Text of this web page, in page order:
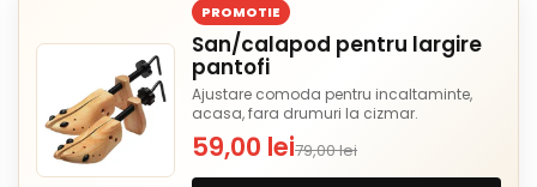
PROMOTIE
San/calapod pentru largire
pantofi
Ajustare comoda pentru incaltaminte,
acasa, fara drumuri la cizmar.
59,00 lei79,00 lei